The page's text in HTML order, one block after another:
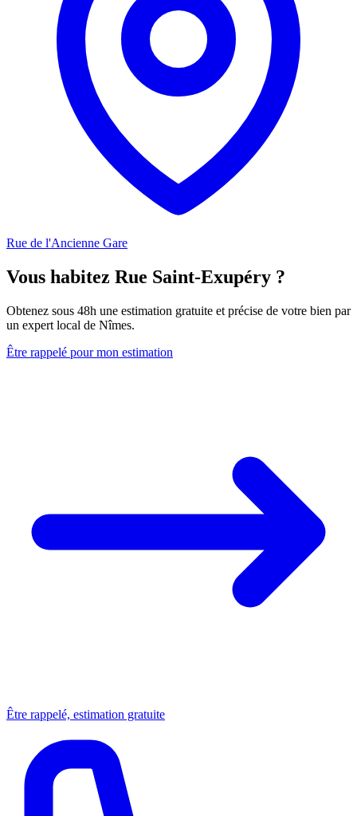
Rue de l'Ancienne Gare
Vous habitez Rue Saint-Exupéry ?
Obtenez sous 48h une estimation gratuite et précise de votre bien par
un expert local de Nîmes.
Être rappelé pour mon estimation
Être rappelé, estimation gratuite